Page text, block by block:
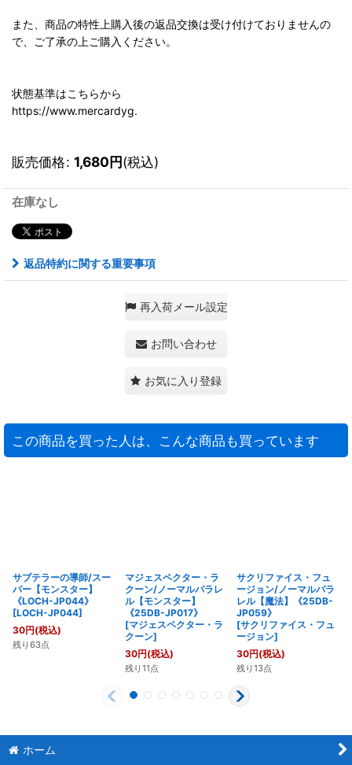
また、商品の特性上購入後の返品交換は受け付けておりませんの
で、ご了承の上ご購入ください。
状態基準はこちらから
https://www.mercardyg.
販売価格: 1,680円(税込)
在庫なし
返品特約に関する重要事項
再入荷メール設定
お問い合わせ
お気に入り登録
この商品を買った人は、こんな商品も買っています
サブテラーの導師/スー
パー【モンスター】
《LOCH-JP044》
[LOCH-JP044]
30円(税込)
残り63点
マジェスペクター・ラ
クーン/ノーマルパラレ
ル【モンスター】
《25DB-JP017》
[マジェスペクター・ラ
クーン]
30円(税込)
残り11点
サクリファイス・フュ
ージョン/ノーマルパラ
レル【魔法】《25DB-
JP059》
[サクリファイス・フュ
ージョン]
30円(税込)
残り13点
ホーム